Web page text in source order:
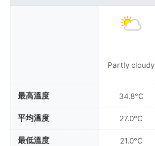
最高溫度
平均溫度
最低溫度
Partly cloudy
34.8°C
27.0°C
21.0°C